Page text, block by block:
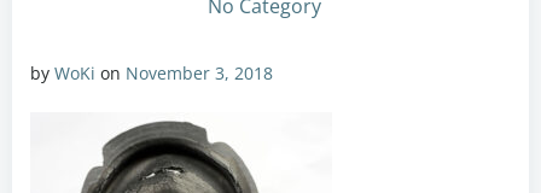
No Category
by WoKi on November 3, 2018